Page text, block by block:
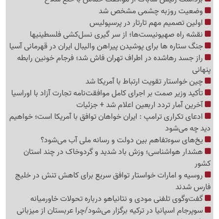
وضعیت روزبه چشمی مشخص شد
اولین تصمیم مهم تارتار در پرسپولیس
نقشه راه صهیونیست‌ها؛ از سر گیری نسل‌کشی فلسطینی‍ها
جنگ ستاره ها برای پوشیدن پیراهن والیبال ایران در قهرمانی آسیا
راز جسد رهاشده در اطراف تهران فاش شد؛ فرجام خونین رابطه
پنهانی
چین خواستار تقویت ارتباط با آمریکا شد
تأکید وزیر صمت بر اجرای کامل موافقت‌نامه تجارت آزاد با اوراسیا
آخرین آمار تردد اربعین اعلام شد + جزئیات
ادعای تکراری ترامپ : ایران خواهان توافق با آمریکا است؛ خواهیم
دید چه می‌شود
یخ‌های سوءتفاهم بین دولت و رسانه ملی آب می‌شود؟
هشدار هواشناسی؛ وزش باد شدید و گردوخاک در چند استان
کشور
روسیه و امارات خواستار توافق سریع برای کاهش تنش در خلیج
فارس شدند
گفت‌وگوی تلفنی مودی و نتانیاهو درباره تحولات خاورمیانه
سوپرجام اسپانیا در ترکیه برگزار می‌شود/چرا عربستان از میزبانی